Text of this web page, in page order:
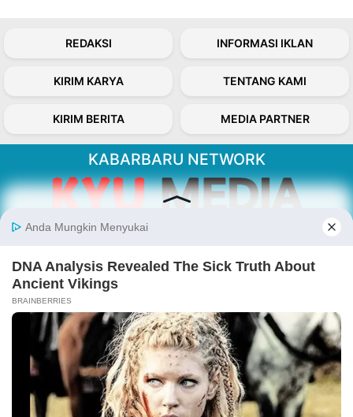
REDAKSI INFORMASI IKLAN
KIRIM KARYA TENTANG KAMI
KIRIM BERITA MEDIA PARTNER
KABARBARU NETWORK
Kabarbaru.co menyajikan berita aktual dan
inspiratif dari sudut pandang berbaik sangka
Follow Kabarbaru